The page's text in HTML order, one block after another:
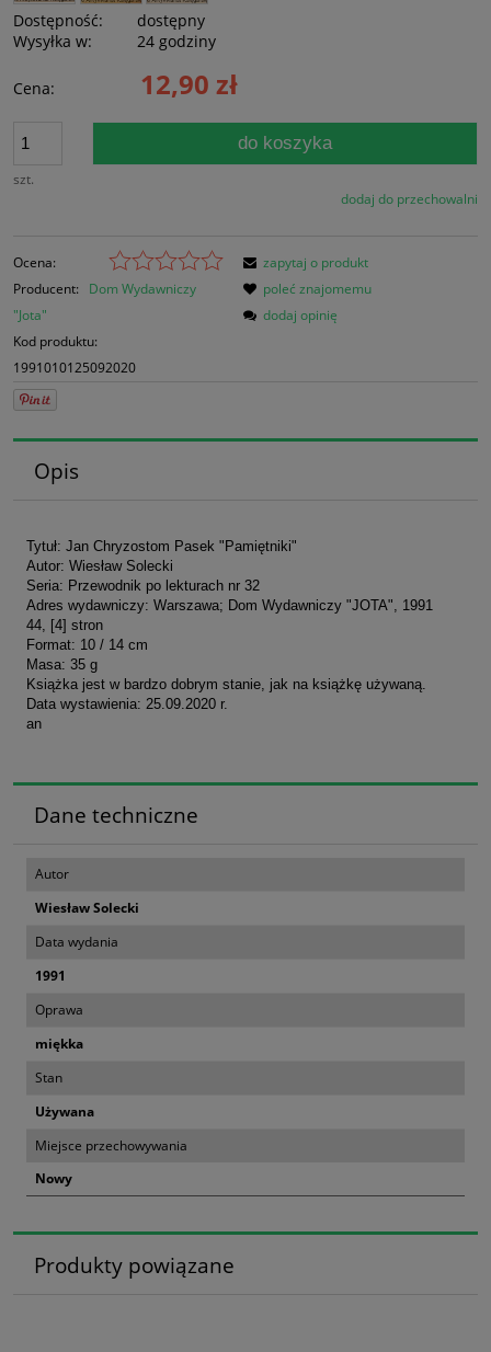
Dostępność:
dostępny
Wysyłka w:
24 godziny
Cena: 12,90 zł
szt.
do koszyka
dodaj do przechowalni
Ocena:
Producent:
Dom Wydawniczy
"Jota"
Kod produktu:
1991010125092020
zapytaj o produkt
poleć znajomemu
dodaj opinię
Opis
Tytuł: Jan Chryzostom Pasek "Pamiętniki"
Autor: Wiesław Solecki
Seria: Przewodnik po lekturach nr 32
Adres wydawniczy: Warszawa; Dom Wydawniczy "JOTA", 1991
44, [4] stron
Format: 10 / 14 cm
Masa: 35 g
Książka jest w bardzo dobrym stanie, jak na książkę używaną.
Data wystawienia: 25.09.2020 r.
an
Dane techniczne
Autor
Wiesław Solecki
Data wydania
1991
Oprawa
miękka
Stan
Używana
Miejsce przechowywania
Nowy
Produkty powiązane